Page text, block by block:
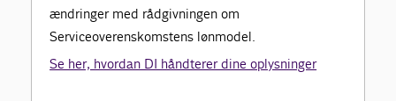
ændringer med rådgivningen om
Serviceoverenskomstens lønmodel.
Se her, hvordan DI håndterer dine oplysninger